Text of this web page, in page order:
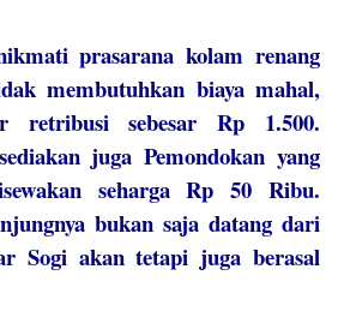
prasarana kolam renang
membutuhkan biaya mahal,
retribusi sebesar Rp 1.500.
juga Pemondokan yang
seharga Rp 50 Ribu.
bukan saja datang dari
Sogi akan tetapi juga berasal